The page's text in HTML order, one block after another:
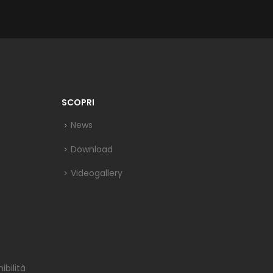
SCOPRI
News
Download
Videogallery